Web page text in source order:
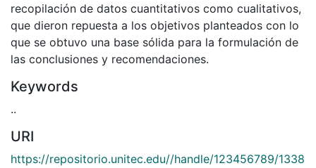
recopilación de datos cuantitativos como cualitativos,
que dieron repuesta a los objetivos planteados con lo
que se obtuvo una base sólida para la formulación de
las conclusiones y recomendaciones.
Keywords
..
URI
https://repositorio.unitec.edu//handle/123456789/1338